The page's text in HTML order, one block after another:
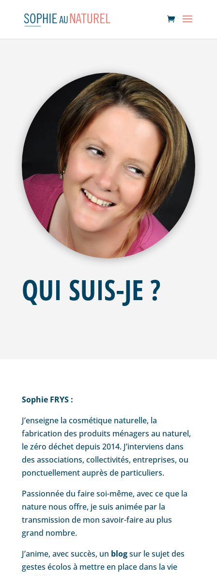
QUI SUIS-JE ?
Sophie FRYS :
J’enseigne la cosmétique naturelle, la
fabrication des produits ménagers au naturel,
le zéro déchet depuis 2014. J’interviens dans
des associations, collectivités, entreprises, ou
ponctuellement auprès de particuliers.
Passionnée du faire soi-même, avec ce que la
nature nous offre, je suis animée par la
transmission de mon savoir-faire au plus
grand nombre.
J’anime, avec succès, un blogsur le sujet des
gestes écolos à mettre en place dans la vie